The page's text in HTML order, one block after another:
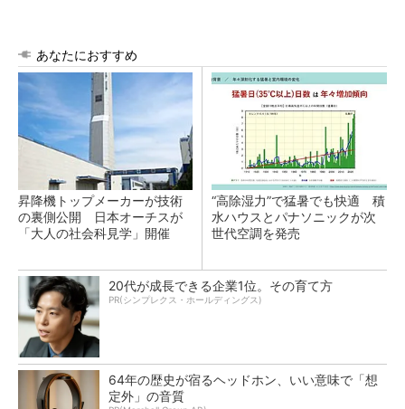
あなたにおすすめ
昇降機トップメーカーが技術
の裏側公開 日本オーチスが
「大人の社会科見学」開催
“高除湿力”で猛暑でも快適 積
水ハウスとパナソニックが次
世代空調を発売
20代が成長できる企業1位。その育て方
PR(シンプレクス・ホールディングス)
64年の歴史が宿るヘッドホン、いい意味で「想
定外」の音質